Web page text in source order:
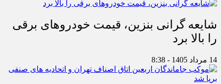
شایعه گرانی بنزین، قیمت خودروهای برقی
را بالا برد
14 مرداد 1405 - 8:38